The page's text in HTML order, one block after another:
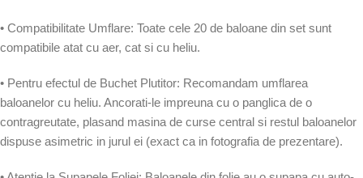
• Compatibilitate Umflare: Toate cele 20 de baloane din set sunt
compatibile atat cu aer, cat si cu heliu.
• Pentru efectul de Buchet Plutitor: Recomandam umflarea
baloanelor cu heliu. Ancorati-le impreuna cu o panglica de o
contragreutate, plasand masina de curse central si restul baloanelor
dispuse asimetric in jurul ei (exact ca in fotografia de prezentare).